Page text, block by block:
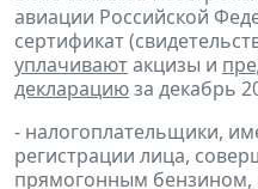
авиации Российской
сертификат
уплачиваютакцизы и
декларациюза декабрь
- налогоплательщики,
регистрации лица,
прямогонным бензином,